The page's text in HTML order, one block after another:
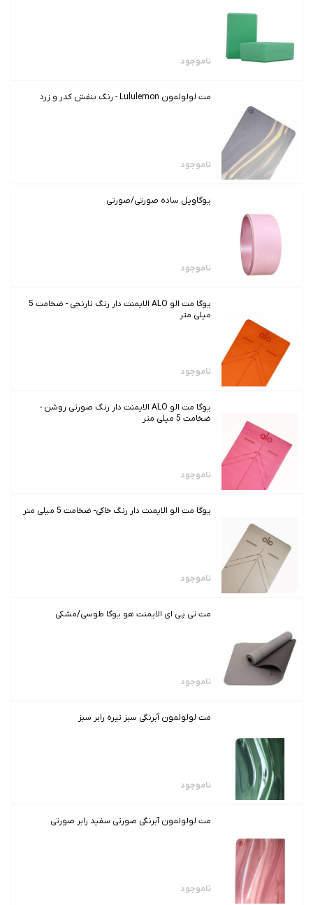
ناموجود
مت لولولمون Lululemon - رنگ بنفش کدر و زرد
ناموجود
یوگاویل ساده صورتی/صورتی
ناموجود
یوگا مت الو ALO الایمنت دار رنگ نارنجی - ضخامت 5
میلی متر
ناموجود
یوگا مت الو ALO الایمنت دار رنگ صورتی روشن -
ضخامت 5 میلی متر
ناموجود
یوگا مت الو الایمنت دار رنگ خاکی- ضخامت 5 میلی متر
ناموجود
مت تی پی ای الایمنت هو یوگا طوسی/مشکی
ناموجود
مت لولولمون آبرنگی سبز تیره رابر سبز
ناموجود
مت لولولمون آبرنگی صورتی سفید رابر صورتی
ناموجود